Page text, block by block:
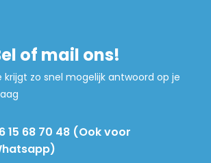
of mail ons!
krijgt zo snel mogelijk antwoord op je
15 68 70 48 (Ook voor